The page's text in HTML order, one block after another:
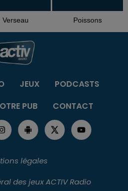
Verseau Poissons
JEUX
PODCASTS
PUB CONTACT
légales
des jeux ACTIV Radio